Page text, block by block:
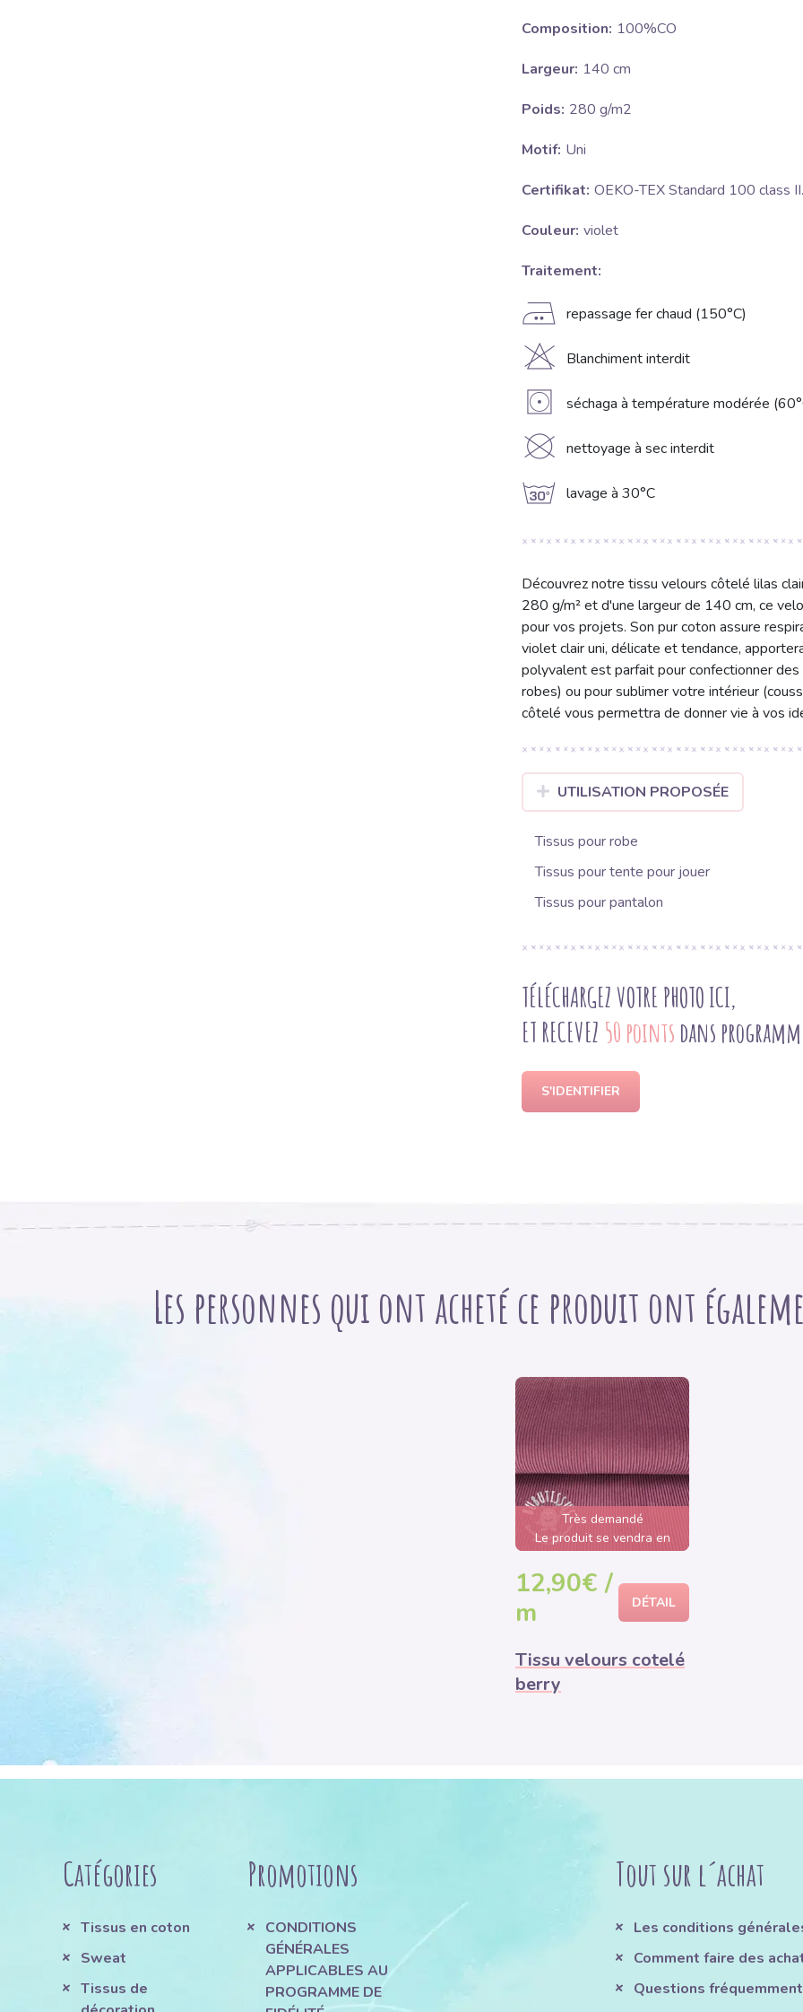
Composition: 100%CO
Largeur: 140 cm
Poids: 280 g/m2
Motif: Uni
Certifikat: OEKO-TEX Standard 100 class II.
Couleur: violet
Traitement:
E repassage fer chaud (150°C)
H Blanchiment interdit
V séchaga à température modérée
K nettoyage à sec interdit
g lavage à 30°C
Découvrez notre tissu velours côtelé lilas
280 g/m² et d'une largeur de 140 cm, ce
pour vos projets. Son pur coton assure
violet clair uni, délicate et tendance,
polyvalent est parfait pour confectionner
robes) ou pour sublimer votre intérieur
côtelé vous permettra de donner vie à vos
UTILISATION PROPOSÉE
Tissus pour robe
Tissus pour tente pour jouer
Tissus pour pantalon
TÉLÉCHARGEZ VOTRE PHOTO ICI,
ET RECEVEZ 50 points dans
S'IDENTIFIER
Les personnes qui ont acheté ce produit ont
Très demandé
Le produit se vendra en
quelques heures
12,90€ /
m
DÉTAIL
Tissu velours cotelé
berry
Catégories
Tissus en coton
Sweat
Tissus de
Promotions
CONDITIONS
GÉNÉRALES
APPLICABLES AU
PROGRAMME DE
Tout sur l´achat
Les conditions
Comment faire des
Questions